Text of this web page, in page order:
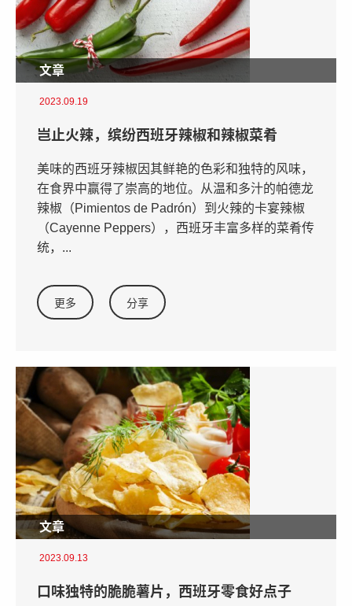
文章
2023.09.19
岂止火辣，缤纷西班牙辣椒和辣椒菜肴
美味的西班牙辣椒因其鲜艳的色彩和独特的风味，
在食界中赢得了崇高的地位。从温和多汁的帕德龙
辣椒（Pimientos de Padrón）到火辣的卡宴辣椒
（Cayenne Peppers），西班牙丰富多样的菜肴传
统，...
更多 分享
文章
2023.09.13
口味独特的脆脆薯片，西班牙零食好点子